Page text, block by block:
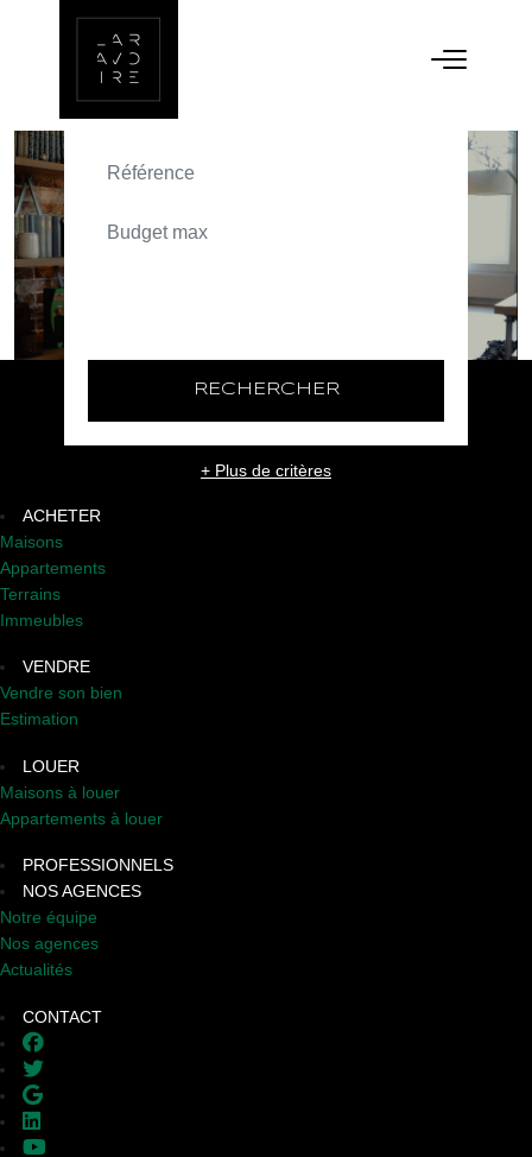
ACHETER
TEXT_SEARCH_SELECTIONNEZ
RECHERCHER
+ Plus de critères
ACHETER
Maisons
Appartements
Terrains
Immeubles
VENDRE
Vendre son bien
Estimation
LOUER
Maisons à louer
Appartements à louer
PROFESSIONNELS
NOS AGENCES
Notre équipe
Nos agences
Actualités
CONTACT